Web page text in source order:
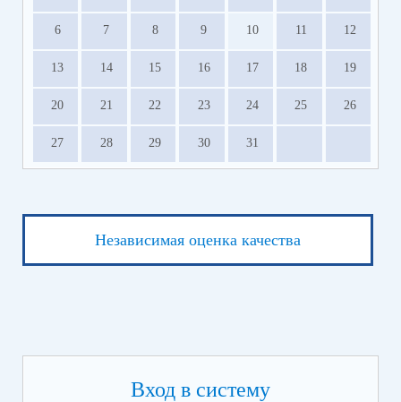
6 7 8 9 10 11 12
13 14 15 16 17 18 19
20 21 22 23 24 25 26
27 28 29 30 31
Независимая оценка качества
Вход в систему